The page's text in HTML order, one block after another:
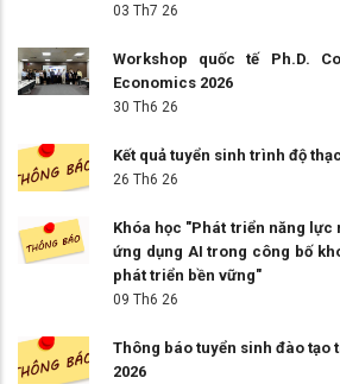
03 Th7 26
Workshop quốc tế Ph.D.
Economics 2026
30 Th6 26
Kết quả tuyển sinh trình độ
26 Th6 26
Khóa học "Phát triển năng
ứng dụng AI trong công bố
phát triển bền vững"
09 Th6 26
Thông báo tuyển sinh đào tạo
2026